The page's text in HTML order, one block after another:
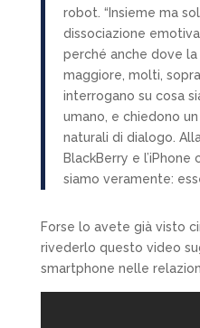
robot. “Insieme ma
dissociazione
perché anche dove
maggiore, molti,
interrogano su cosa
umano, e chiedono
naturali di dialogo.
BlackBerry e
siamo veramente:
Forse lo avete già visto
rivederlo questo video
smartphone nelle